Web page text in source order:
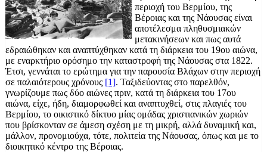
περιοχή του Βερμίου, της
Βέροιας και της Νάουσας είναι
αποτέλεσμα πληθυσμιακών
μετακινήσεων και πως αυτά
εδραιώθηκαν και αναπτύχθηκαν κατά τη διάρκεια του 19ου αιώνα,
με εναρκτήριο ορόσημο την καταστροφή της Νάουσας στα 1822.
Έτσι, γεννάται το ερώτημα για την παρουσία Βλάχων στην περιοχή
σε παλαιότερους χρόνους [1]. Ταξιδεύοντας στο παρελθόν,
γνωρίζουμε πως δύο αιώνες πριν, κατά τη διάρκεια του 17ου
αιώνα, είχε, ήδη, διαμορφωθεί και αναπτυχθεί, στις πλαγιές του
Βερμίου, το οικιστικό δίκτυο μίας ομάδας χριστιανικών χωριών
που βρίσκονταν σε άμεση σχέση με τη μικρή, αλλά δυναμική και,
μάλλον, προνομιούχα, τότε, πολιτεία της Νάουσας, όπως και με το
διοικητικό κέντρο της Βέροιας.